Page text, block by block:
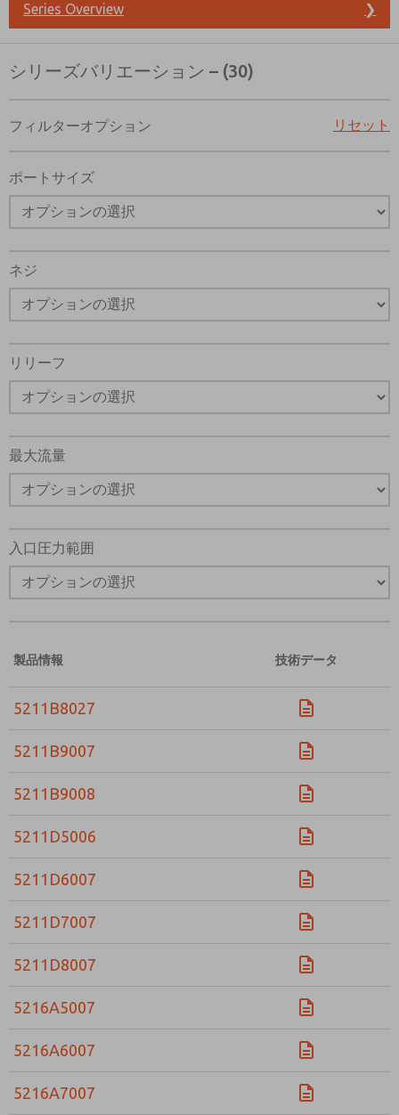
Series Overview ❯
シリーズバリエーション – (30)
フィルターオプション リセット
ポートサイズ
ネジ
リリーフ
最大流量
入口圧力範囲
製品情報 技術データ
5211B8027
5211B9007
5211B9008
5211D5006
5211D6007
5211D7007
5211D8007
5216A5007
5216A6007
5216A7007
ご希望の連絡方法は？
電子メール
電話番号
機能、製品性能などに関する最新情報を定期的に送って
*はい、プライバシー ポリシーを読みました。提供した
よび保存されることに同意します。私のデータは、私
るために厳密に指定された場合にのみ使用されます。お
送信することにより、処理に同意します。